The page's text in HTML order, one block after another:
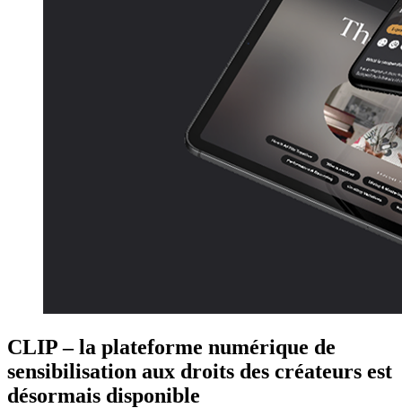
CLIP – la plateforme numérique de
sensibilisation aux droits des créateurs est
désormais disponible